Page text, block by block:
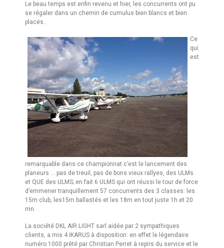
Le beau temps est enfin revenu et hier, les concurrents ont pu
se régaler dans un chemin de cumulus bien blancs et bien
placés..
Ce
qui
est
remarquable dans ce championnat c’est le lancement des
planeurs … pas de treuil, pas de bons vieux rallyes, des ULMs
et QUE des ULMS; en fait 6 ULMS qui ont réussi le tour de force
d’emmener tranquillement 57 concurrents des 3 classes: les
15m club, les15m ballastés et les 18m en tout juste 1h et 20
mn.
La société DKL AIR LIGHT sarl aidée par 2 sympathiques
clients, a mis 4 IKARUS à disposition: en effet le légendaire
numéro 1000 prêté par Christian Perret à repris du service et le